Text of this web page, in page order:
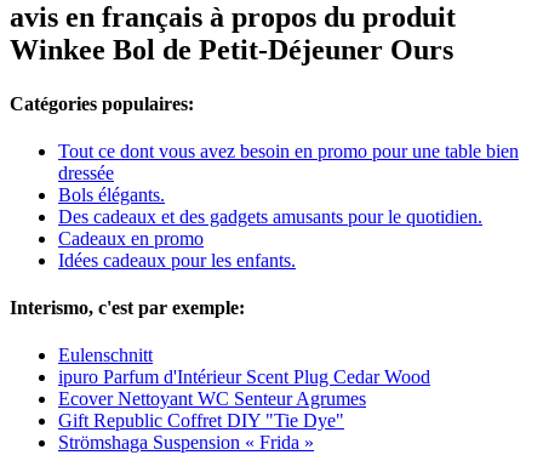
avis en français à propos du produit
Winkee Bol de Petit-Déjeuner Ours
Catégories populaires:
Tout ce dont vous avez besoin en promo pour une table bien
dressée
Bols élégants.
Des cadeaux et des gadgets amusants pour le quotidien.
Cadeaux en promo
Idées cadeaux pour les enfants.
Interismo, c'est par exemple:
Eulenschnitt
ipuro Parfum d'Intérieur Scent Plug Cedar Wood
Ecover Nettoyant WC Senteur Agrumes
Gift Republic Coffret DIY "Tie Dye"
Strömshaga Suspension « Frida »